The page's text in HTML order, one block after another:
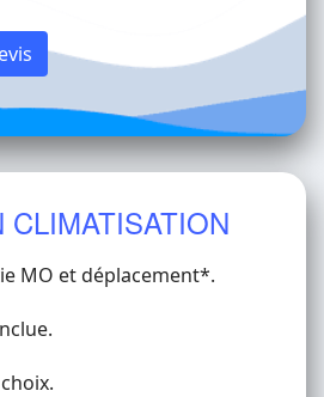
CLIMATISATION
MO et déplacement*.